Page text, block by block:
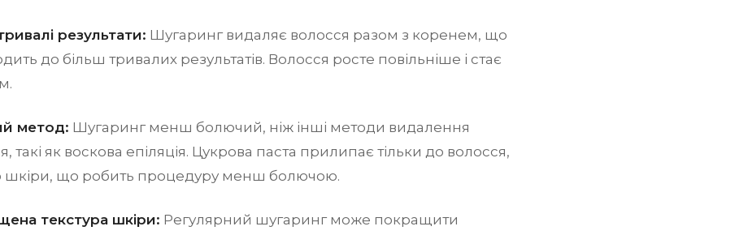
результати: Шугаринг видаляє волосся разом з коренем, що
до більш тривалих результатів. Волосся росте повільніше і стає
метод: Шугаринг менш болючий, ніж інші методи видалення
такі як воскова епіляція. Цукрова паста прилипає тільки до волосся,
шкіри, що робить процедуру менш болючою.
текстура шкіри: Регулярний шугаринг може покращити